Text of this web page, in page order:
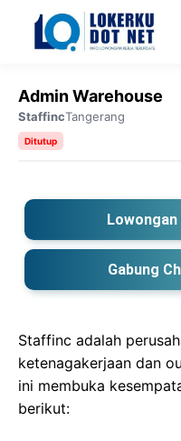
Langsung
Admin Warehouse
StaffincTangerang
Ditutup
Gabung
Staffinc adalah
ketenagakerjaan dan
ini membuka
berikut: